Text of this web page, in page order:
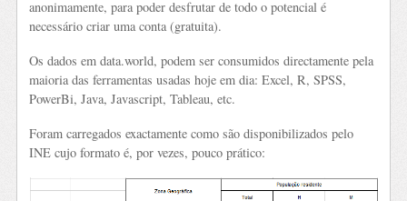
anonimamente, para poder desfrutar de todo o potencial é
necessário criar uma conta (gratuita).
Os dados em data.world, podem ser consumidos directamente pela
maioria das ferramentas usadas hoje em dia: Excel, R, SPSS,
PowerBi, Java, Javascript, Tableau, etc.
Foram carregados exactamente como são disponibilizados pelo
INE cujo formato é, por vezes, pouco prático: